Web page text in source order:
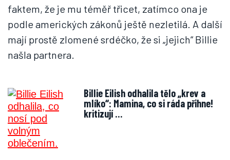
faktem, že je mu téměř třicet, zatímco ona je
podle amerických zákonů ještě nezletilá. A další
mají prostě zlomené srdéčko, že si „jejich“ Billie
našla partnera.
Billie Eilish odhalila tělo „krev a
mlíko“: Mamina, co si ráda přihne!
kritizují …